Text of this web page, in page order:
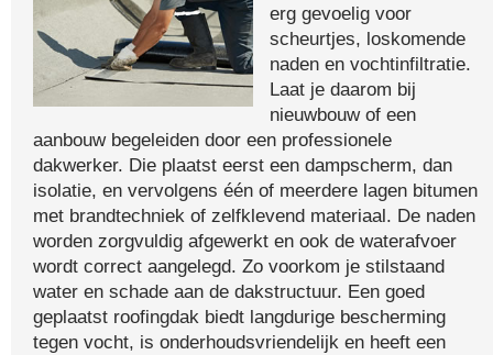
erg gevoelig voor
scheurtjes, loskomende
naden en vochtinfiltratie.
Laat je daarom bij
nieuwbouw of een
aanbouw begeleiden door een professionele
dakwerker. Die plaatst eerst een dampscherm, dan
isolatie, en vervolgens één of meerdere lagen bitumen
met brandtechniek of zelfklevend materiaal. De naden
worden zorgvuldig afgewerkt en ook de waterafvoer
wordt correct aangelegd. Zo voorkom je stilstaand
water en schade aan de dakstructuur. Een goed
geplaatst roofingdak biedt langdurige bescherming
tegen vocht, is onderhoudsvriendelijk en heeft een